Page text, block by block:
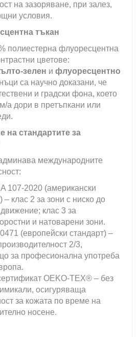
на зазоряване, при залез,
условия.
тъкан
полиестерна флуоресцентна
цветове:
зелен и флуоресцентно
са научно доказани, че
и градски фона, което
а дори в претъпкани или
на стандартите за
международните
107-2020 (американски
– клас 2 за зони с ниско до
клас 3 за
и натоварени зони.
(европейски стандарт) –
2/3,
за професионална употреба
OEKO-TEX® – без
осигуряваща
за кожата по време на
носене.